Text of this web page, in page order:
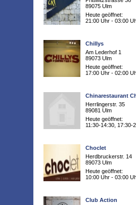
89075 Ulm
Heute geöffnet:
21:00 Uhr - 03:00
Chillys
Am Lederhof 1
89073 Ulm
Heute geöffnet:
17:00 Uhr - 02:00
Chinarestaurant
Herrlingerstr. 35
89081 Ulm
Heute geöffnet:
11:30-14:30, 17:30-
Choclet
Herdbruckerstr. 14
89073 Ulm
Heute geöffnet:
10:00 Uhr - 03:00
Club Action